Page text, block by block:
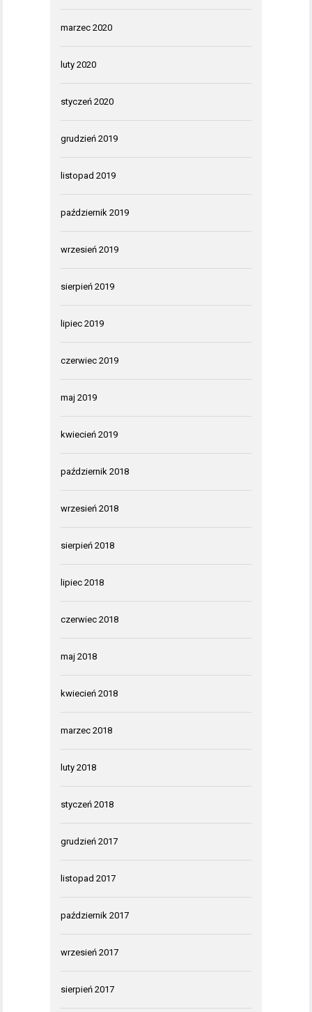
marzec 2020
luty 2020
styczeń 2020
grudzień 2019
listopad 2019
październik 2019
wrzesień 2019
sierpień 2019
lipiec 2019
czerwiec 2019
maj 2019
kwiecień 2019
październik 2018
wrzesień 2018
sierpień 2018
lipiec 2018
czerwiec 2018
maj 2018
kwiecień 2018
marzec 2018
luty 2018
styczeń 2018
grudzień 2017
listopad 2017
październik 2017
wrzesień 2017
sierpień 2017